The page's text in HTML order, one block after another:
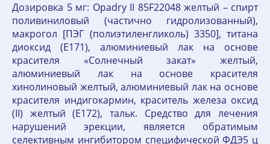
Дозировка 5 мг: Opadry II 85F22048 желтый – спирт
поливиниловый (частично гидролизованный),
макрогол [ПЭГ (полиэтиленгликоль) 3350], титана
диоксид (Е171), алюминиевый лак на основе
красителя «Солнечный закат» желтый,
алюминиевый лак на основе красителя
хинолиновый желтый, алюминиевый лак на основе
красителя индигокармин, краситель железа оксид
(II) желтый (Е172), тальк. Средство для лечения
нарушений эрекции, является обратимым
селективным ингибитором специфической ФДЭ5 ц